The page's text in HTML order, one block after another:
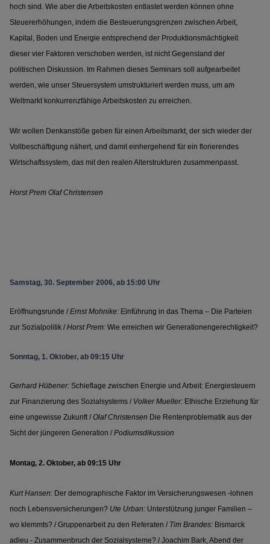
hoch sind. Wie aber die Arbeitskosten entlastet werden können ohne
Steuererhöhungen, indem die Besteuerungsgrenzen zwischen Arbeit,
Kapital, Boden und Energie entsprechend der Produktionsmächtigkeit
dieser vier Faktoren verschoben werden, ist nicht Gegenstand der
politischen Diskussion. Im Rahmen dieses Seminars soll aufgearbeitet
werden, wie unser Steuersystem umstrukturiert werden muss, um am
Weltmarkt konkurrenzfähige Arbeitskosten zu erreichen.
Wir wollen Denkanstöße geben für einen Arbeitsmarkt, der sich wieder der
Vollbeschäftigung nähert, und damit einhergehend für ein florierendes
Wirtschaftssystem, das mit den realen Alterstrukturen zusammenpasst.
Horst Prem Olaf Christensen
Samstag, 30. September 2006, ab 15:00 Uhr
Eröffnungsrunde /Ernst Mohnike: Einführung in das Thema – Die Parteien
zur Sozialpolitik /Horst Prem:Wie erreichen wir Generationengerechtigkeit?
Sonntag, 1. Oktober, ab 09:15 Uhr
Gerhard Hübener: Schieflage zwischen Energie und Arbeit: Energiesteuern
zur Finanzierung des Sozialsystems / Volker Mueller: Ethische Erziehung für
eine ungewisse Zukunft /Olaf Christensen Die Rentenproblematik aus der
Sicht der jüngeren Generation /Podiumsdikussion
Montag, 2. Oktober, ab 09:15 Uhr
Kurt Hansen: Der demographische Faktor im Versicherungswesen -lohnen
noch Lebensversicherungen? Ute Urban: Unterstützung junger Familien –
wo klemmts? / Gruppenarbeit zu den Referaten / Tim Brandes: Bismarck
adieu - Zusammenbruch der Sozialsysteme? / Joachim Bark, Abend der